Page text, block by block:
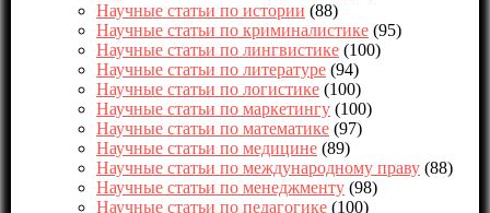
Научные статьи по истории (88)
Научные статьи по криминалистике (95)
Научные статьи по лингвистике (100)
Научные статьи по литературе (94)
Научные статьи по логистике (100)
Научные статьи по маркетингу (100)
Научные статьи по математике (97)
Научные статьи по медицине (89)
Научные статьи по международному праву (88)
Научные статьи по менеджменту (98)
Научные статьи по педагогике (100)